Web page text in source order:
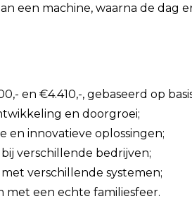
een machine, waarna de dag
en €4.410,-, gebaseerd op
en doorgroei;
en innovatieve oplossingen;
verschillende bedrijven;
verschillende systemen;
een echte familiesfeer.